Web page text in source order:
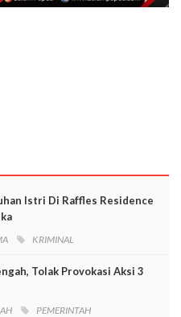
Istri Di Raffles Residence
KRIMINAL
Tolak Provokasi Aksi 3
PEMERINTAH